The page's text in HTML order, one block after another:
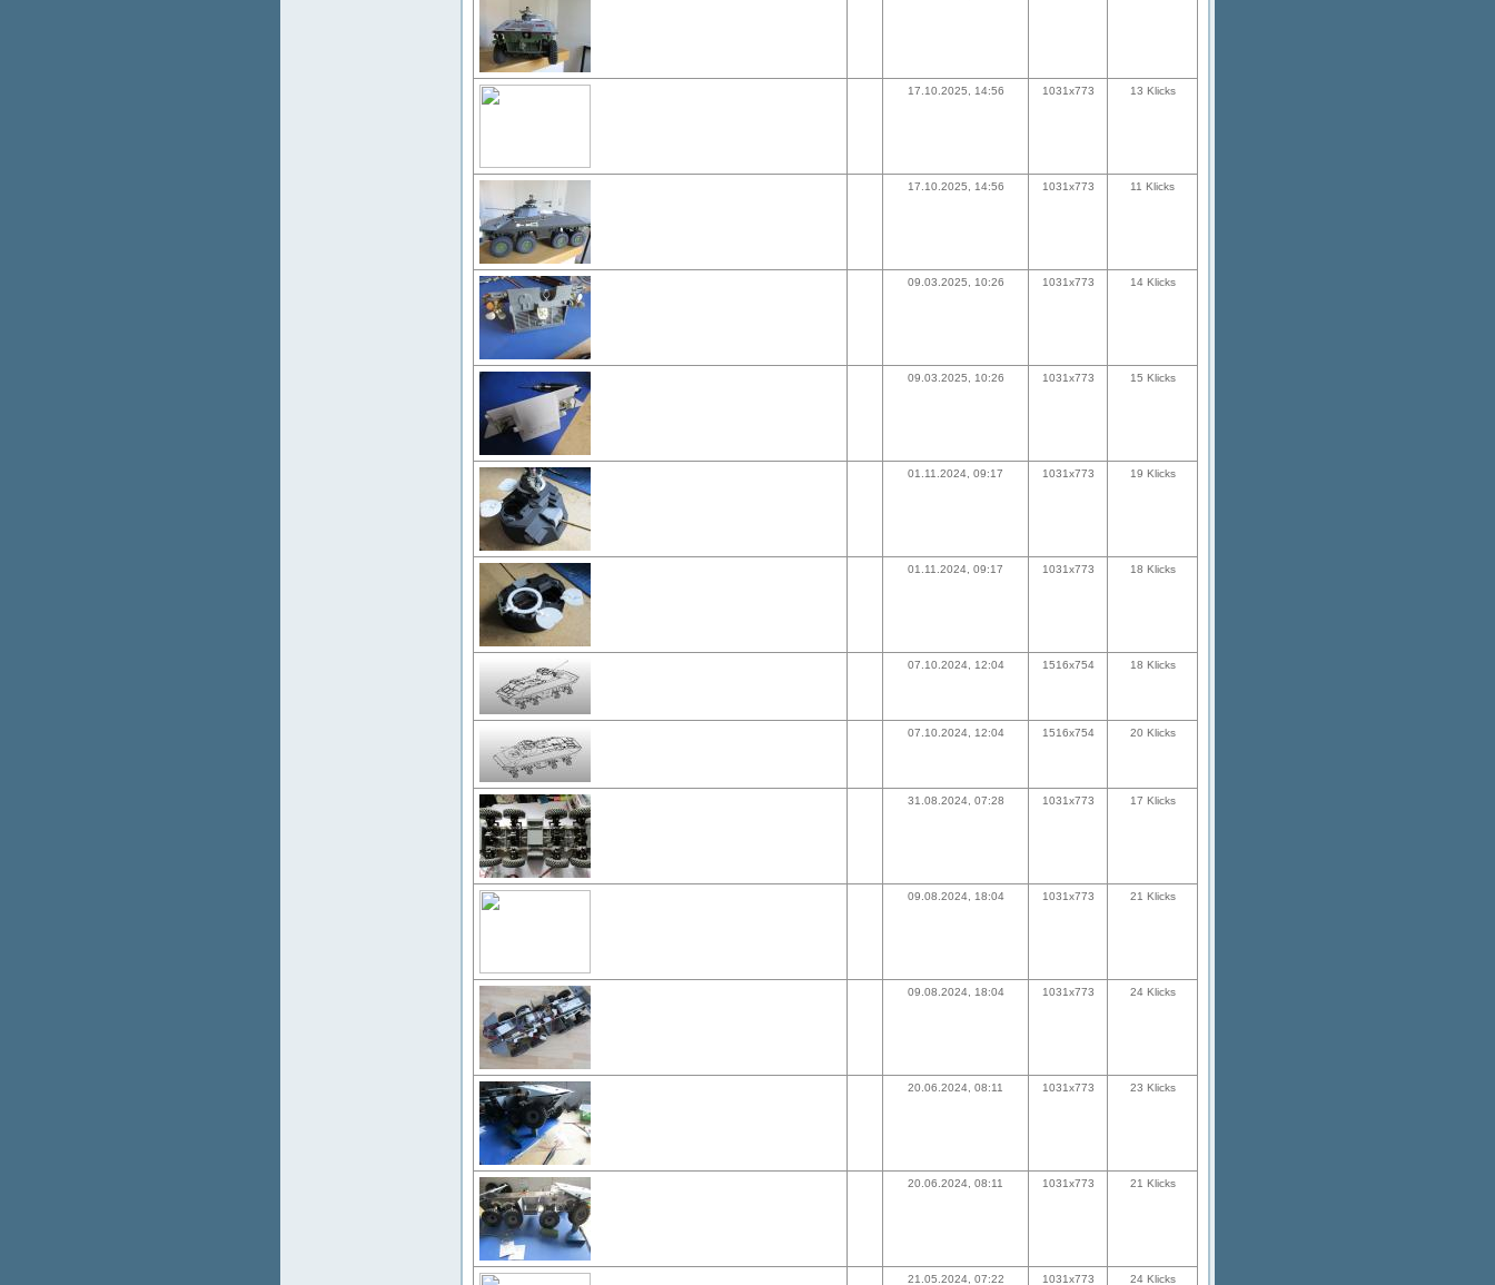
17.10.2025, 14:56 1031x773 13 Klicks
17.10.2025, 14:56 1031x773 11 Klicks
09.03.2025, 10:26 1031x773 14 Klicks
09.03.2025, 10:26 1031x773 15 Klicks
01.11.2024, 09:17 1031x773 19 Klicks
01.11.2024, 09:17 1031x773 18 Klicks
07.10.2024, 12:04 1516x754 18 Klicks
07.10.2024, 12:04 1516x754 20 Klicks
31.08.2024, 07:28 1031x773 17 Klicks
09.08.2024, 18:04 1031x773 21 Klicks
09.08.2024, 18:04 1031x773 24 Klicks
20.06.2024, 08:11 1031x773 23 Klicks
20.06.2024, 08:11 1031x773 21 Klicks
21.05.2024, 07:22 1031x773 24 Klicks